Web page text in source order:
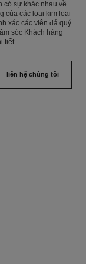
có sự khác nhau về
của các loại kim loại
xác các viên đá quý
sóc Khách hàng
tiết.
liên hệ chúng tôi